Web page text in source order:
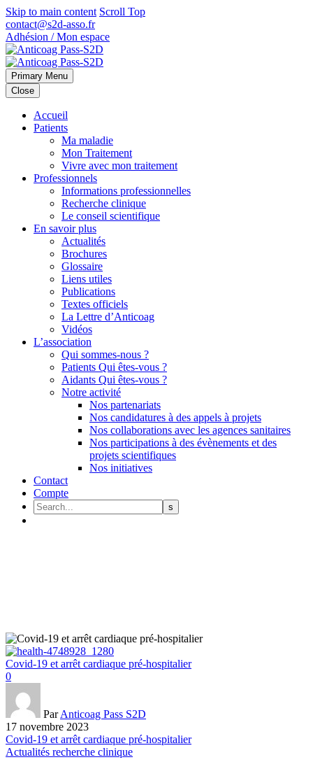
Skip to main content Scroll Top
contact@s2d-asso.fr
Adhésion / Mon espace
Primary Menu
Close
Accueil
Patients
Ma maladie
Mon Traitement
Vivre avec mon traitement
Professionnels
Informations professionnelles
Recherche clinique
Le conseil scientifique
En savoir plus
Actualités
Brochures
Glossaire
Liens utiles
Publications
Textes officiels
La Lettre d’Anticoag
Vidéos
L’association
Qui sommes-nous ?
Patients Qui êtes-vous ?
Aidants Qui êtes-vous ?
Notre activité
Nos partenariats
Nos candidatures à des appels à projets
Nos collaborations avec les agences sanitaires
Nos participations à des évènements et des
projets scientifiques
Nos initiatives
Contact
Compte
Covid-19 et arrêt cardiaque pré-hospitalier
0
ParAnticoag Pass S2D
17 novembre 2023
Covid-19 et arrêt cardiaque pré-hospitalier
Actualités recherche clinique